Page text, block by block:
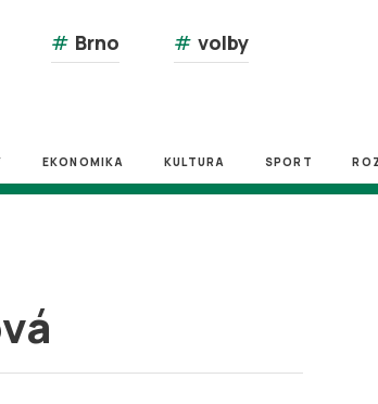
# Brno # volby
EKONOMIKA KULTURA SPORT